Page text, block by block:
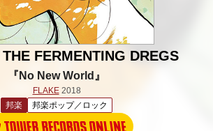
FERMENTING DREGS
『No New World』
FLAKE2018
邦楽
邦楽ポップ／ロック